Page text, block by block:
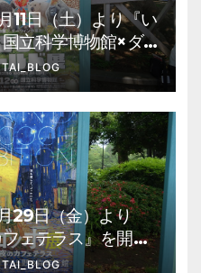
11日（土）より『い
立科学博物館×ダ
開催。 上野公園
報他
29日（金）より
ェテラス』を開
・博物館 混雑情